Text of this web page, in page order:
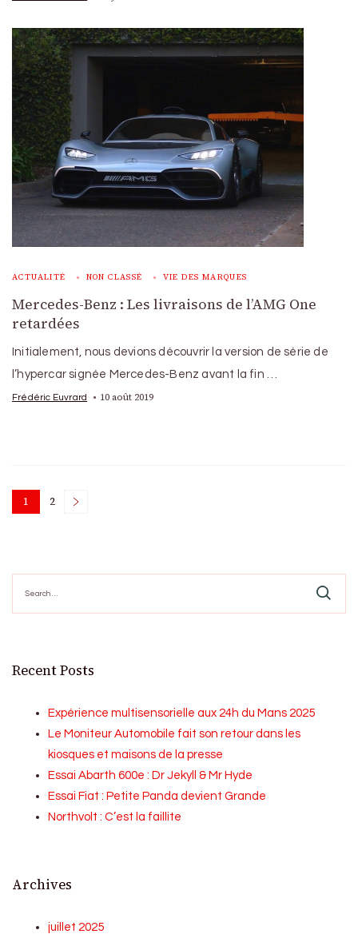
ACTUALITÉ NON CLASSÉ VIE DES MARQUES
Mercedes-Benz : Les livraisons de l’AMG One
retardées
Initialement, nous devions découvrir la version de série de
l’hypercar signée Mercedes-Benz avant la fin …
Frédéric Euvrard 10 août 2019
Posts
Page
1 Page
2
for:
Recent Posts
Expérience multisensorielle aux 24h du Mans 2025
Le Moniteur Automobile fait son retour dans les
kiosques et maisons de la presse
Essai Abarth 600e : Dr Jekyll & Mr Hyde
Essai Fiat : Petite Panda devient Grande
Northvolt : C’est la faillite
Archives
juillet 2025